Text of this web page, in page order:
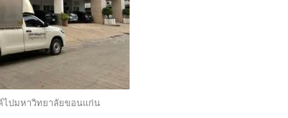
ไปมหาวิทยาลัยขอนแก่น